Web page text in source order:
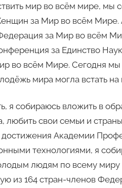
мир во всём мире, мы
за Мир во всём Мире.
за Мир во всём
за Единство
во всём Мире. Сегодня
мира могла встать
я собираюсь вложить в
любить свои семьи и
Академии
технологиями, я
людям по всему
из 164 стран-членов